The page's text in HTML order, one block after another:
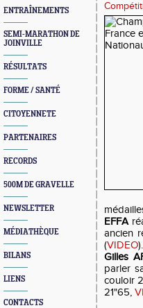
ENTRAÎNEMENTS
SEMI-MARATHON DE
JOINVILLE
RÉSULTATS
FORME / SANTÉ
CITOYENNETE
PARTENAIRES
RECORDS
500M DE GRAVELLE
NEWSLETTER
MÉDIATHÈQUE
BILANS
LIENS
CONTACTS
EFFA
ancien
(VIDEO).
Gilles
parler
couloir
21"65,